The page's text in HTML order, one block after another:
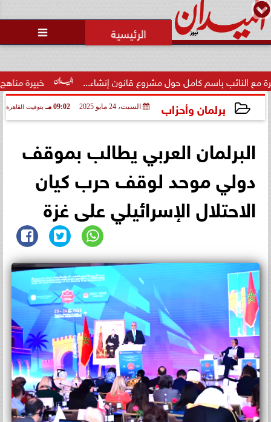

خبيرة مناهج: حداثة تخرج مشروع قانون إنشاء...
برلمان وأحزاب السبت، 24 مايو 2025 09:02 مـ بتوقيت القاهرة
البرلمان العربي يطالب بموقف
دولي موحد لوقف حرب كيان
الاحتلال الإسرائيلي على غزة
الرئيس الأمريكي يهنئ الملك محمد
السادس بمناسبة العيد الوطني